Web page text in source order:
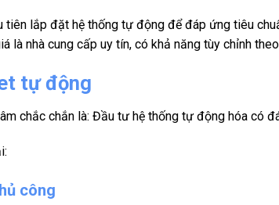
tiên lắp đặt hệ thống tự động để đáp ứng tiêu
là nhà cung cấp uy tín, có khả năng tùy chỉnh
tự động
chắc chắn là: Đầu tư hệ thống tự động hóa có
công